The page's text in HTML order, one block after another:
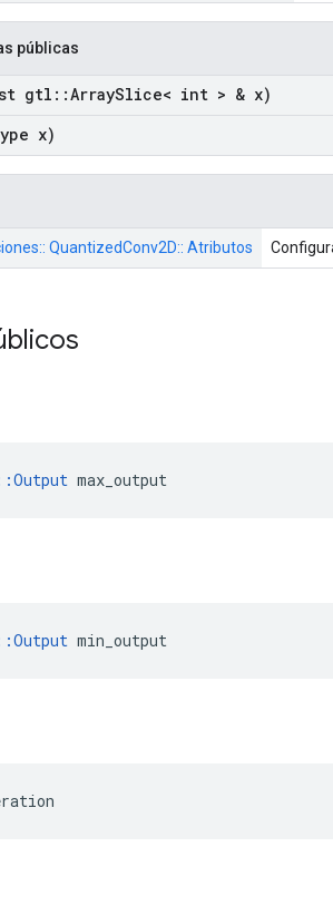
públicas
gtl ::ArraySlice< int > & x)
x)
QuantizedConv2D:: Atributos
max_output
min_output